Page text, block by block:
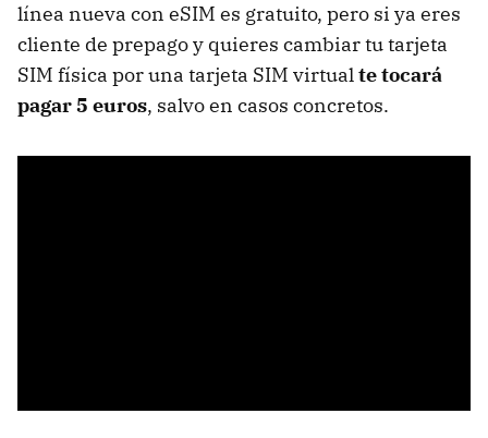
línea nueva con eSIM es gratuito, pero si ya eres
cliente de prepago y quieres cambiar tu tarjeta
SIM física por una tarjeta SIM virtualte tocará
pagar 5 euros, salvo en casos concretos.